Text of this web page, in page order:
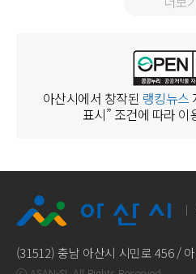
편, 수도권 투
효과를 추가 기
추진단장을 맡
모의 투자는 아
년 성장동력을
준을 만들겠다”
없는 예찰 활동
신고가 이어질
생명과 재산을
복구까지 적극
온양 고대역폭
구축시…“인허
투자 실행 지원
양사업장을 중
공정 투자가 추
아산 온양사업
에서 고대역폭
장(패키징) 거점
핵심 메모리로
경쟁력을 좌우
도시 아산’ 정
전도시 아산’
녹색 힐링도시
미래를 키우는
22건 △‘촘촘하
22건 △행정안
국 35건 △도시
업기술센터 6
각각 추진한다.
용할 수 있다.
사각지대를 예
번 후원은 협의
원처로 참여한
협의회는 지역
따뜻한 마음을
으로 기대된다.
소식을 듣고 어
되고자 협의회
원에 참여하게
원을 비롯해 전
이 참석해 머리
산업 육성과 미
충을 중심으로
적인 전략을 공
규모 스포츠·공
영 △국도 43호
△공주~천안 민
도 테이블에 올
는 지역 현안을
아산시에서 창작된 랭킹뉴스
표시” 조건에 따라
(31512) 충남 아산시 시민로 456 /